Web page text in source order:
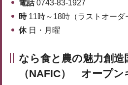
電話0743-83-1927
時 11時～18時（ラストオーダ
休 日・月曜
なら食と農の魅力創造
（NAFIC） オープン